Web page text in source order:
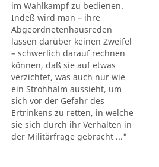
im Wahlkampf zu bedienen.
Indeß wird man – ihre
Abgeordnetenhausreden
lassen darüber keinen Zweifel
– schwerlich darauf rechnen
können, daß sie auf etwas
verzichtet, was auch nur wie
ein Strohhalm aussieht, um
sich vor der Gefahr des
Ertrinkens zu retten, in welche
sie sich durch ihr Verhalten in
der Militärfrage gebracht ..."